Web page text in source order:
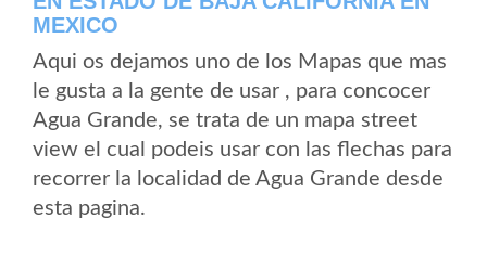
MEXICO
Aqui os dejamos uno de los Mapas que mas
le gusta a la gente de usar , para concocer
Agua Grande, se trata de un mapa street
view el cual podeis usar con las flechas para
recorrer la localidad de Agua Grande desde
esta pagina.